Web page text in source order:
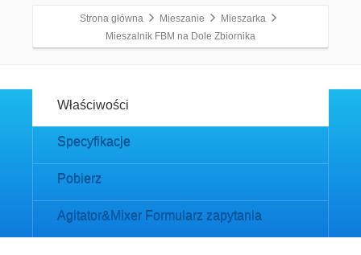
Strona główna Mieszanie
Mieszarka
Mieszalnik FBM na Dole Zbiornika
Właściwości
Specyfikacje
Pobierz
Agitator&Mixer Formularz zapytania